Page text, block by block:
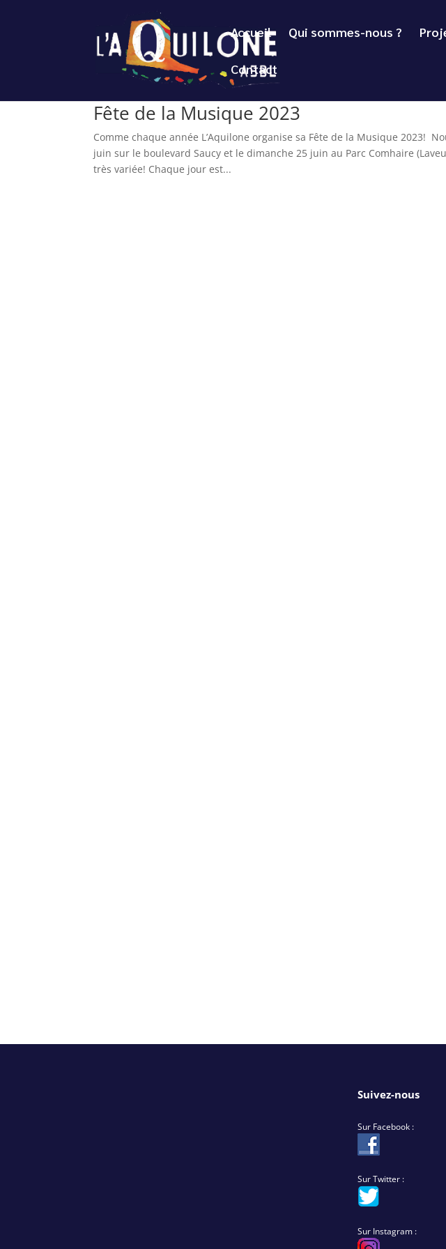
Accueil Qui sommes-nous ?
Contact
Fête de la Musique 2023
Comme chaque année L’Aquilone organise sa Fête de la Musique 2023!
juin sur le boulevard Saucy et le dimanche 25 juin au Parc Comhaire
très variée! Chaque jour est...
Suivez-nous
Sur Facebook :
Sur Twitter :
Sur Instagram :